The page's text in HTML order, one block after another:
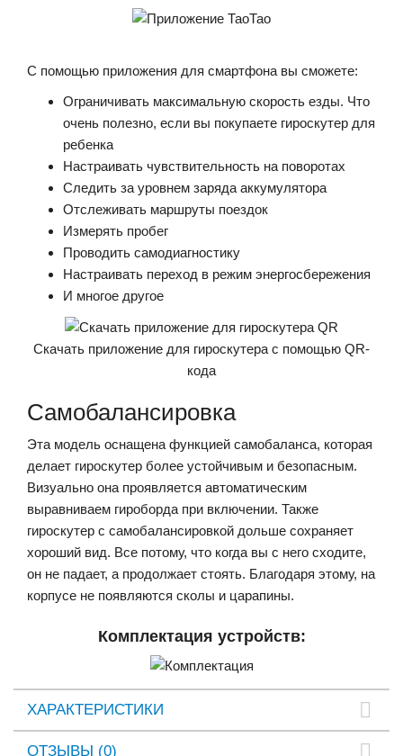
С помощью приложения для смартфона вы сможете:
Ограничивать максимальную скорость езды. Что
очень полезно, если вы покупаете гироскутер для
ребенка
Настраивать чувствительность на поворотах
Следить за уровнем заряда аккумулятора
Отслеживать маршруты поездок
Измерять пробег
Проводить самодиагностику
Настраивать переход в режим энергосбережения
И многое другое
Скачать приложение для гироскутера с помощью QR-
кода
Самобалансировка
Эта модель оснащена функцией самобаланса, которая
делает гироскутер более устойчивым и безопасным.
Визуально она проявляется автоматическим
выравниваем гироборда при включении. Также
гироскутер с самобалансировкой дольше сохраняет
хороший вид. Все потому, что когда вы с него сходите,
он не падает, а продолжает стоять. Благодаря этому, на
корпусе не появляются сколы и царапины.
Комплектация устройств:
ХАРАКТЕРИСТИКИ
ОТЗЫВЫ (0)